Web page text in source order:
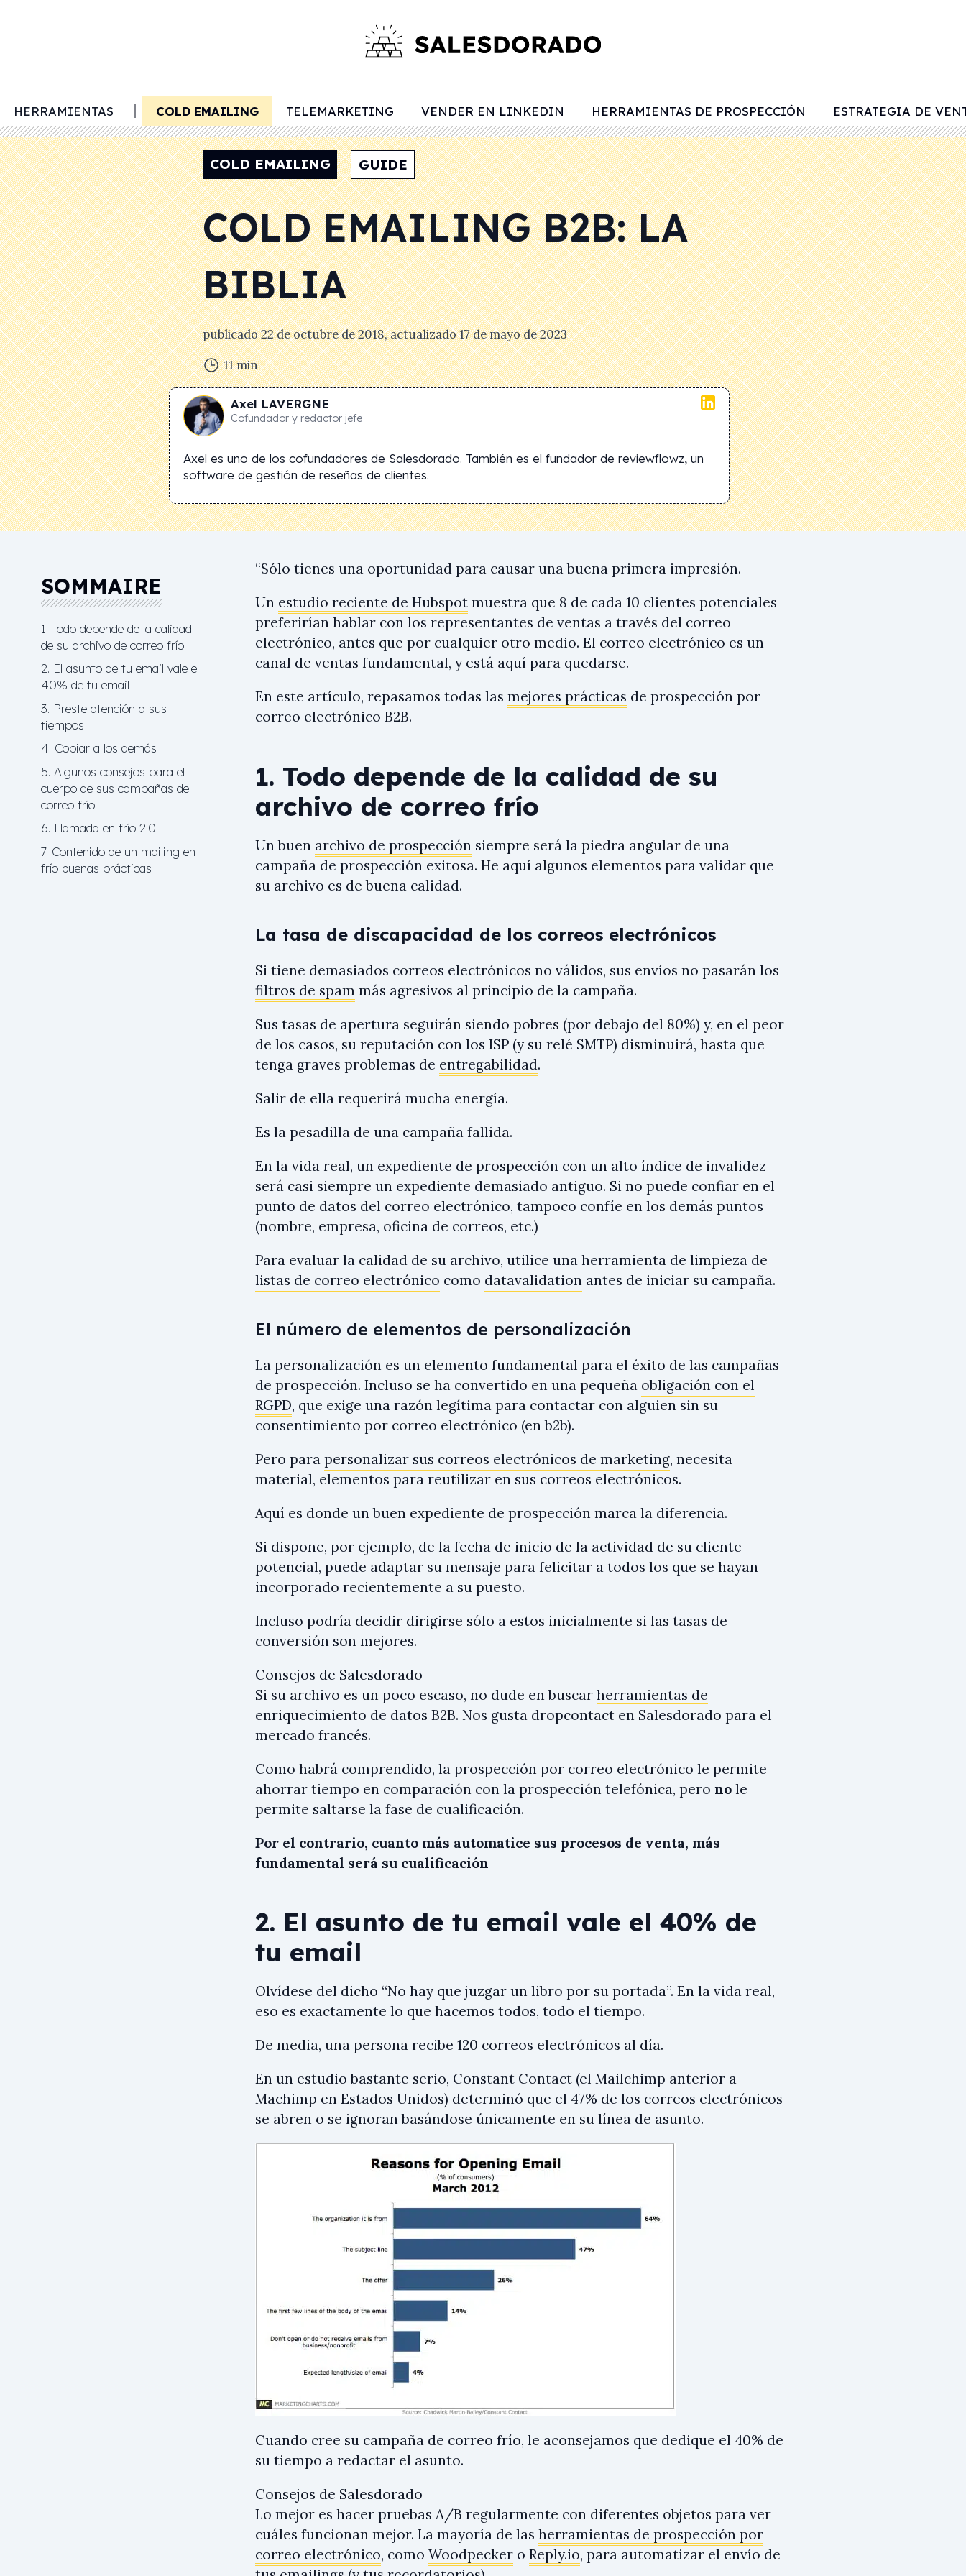
HERRAMIENTAS
DE CLIENTES COLD EMAILING TELEMARKETING VENDER EN LINKEDIN HERRAMIENTAS DE PROSPECCIÓN ESTRATEGIA DE
COLD EMAILING GUIDE
COLD EMAILING B2B: LA
BIBLIA
publicado22 de octubre de 2018, actualizado17 de mayo de 2023
11 min
Axel LAVERGNE
Cofundador y redactor jefe
Axel es uno de los cofundadores de Salesdorado. También es el fundador de reviewflowz, un
software de gestión de reseñas de clientes.
SOMMAIRE
1. Todo depende de la calidad
de su archivo de correo frío
2. El asunto de tu email vale el
40% de tu email
3. Preste atención a sus
tiempos
4. Copiar a los demás
5. Algunos consejos para el
cuerpo de sus campañas de
correo frío
6. Llamada en frío 2.0.
7. Contenido de un mailing en
frío buenas prácticas
“Sólo tienes una oportunidad para causar una buena primera impresión.
Un estudio reciente de Hubspot muestra que 8 de cada 10 clientes potenciales
preferirían hablar con los representantes de ventas a través del correo
electrónico, antes que por cualquier otro medio. El correo electrónico es un
canal de ventas fundamental, y está aquí para quedarse.
En este artículo, repasamos todas las mejores prácticas de prospección por
correo electrónico B2B.
1. Todo depende de la calidad de su
archivo de correo frío
Un buen archivo de prospección siempre será la piedra angular de una
campaña de prospección exitosa. He aquí algunos elementos para validar que
su archivo es de buena calidad.
La tasa de discapacidad de los correos electrónicos
Si tiene demasiados correos electrónicos no válidos, sus envíos no pasarán los
filtros de spam más agresivos al principio de la campaña.
Sus tasas de apertura seguirán siendo pobres (por debajo del 80%) y, en el peor
de los casos, su reputación con los ISP (y su relé SMTP) disminuirá, hasta que
tenga graves problemas de entregabilidad.
Salir de ella requerirá mucha energía.
Es la pesadilla de una campaña fallida.
En la vida real, un expediente de prospección con un alto índice de invalidez
será casi siempre un expediente demasiado antiguo. Si no puede confiar en el
punto de datos del correo electrónico, tampoco confíe en los demás puntos
(nombre, empresa, oficina de correos, etc.)
Para evaluar la calidad de su archivo, utilice una herramienta de limpieza de
listas de correo electrónico como datavalidation antes de iniciar su campaña.
El número de elementos de personalización
La personalización es un elemento fundamental para el éxito de las campañas
de prospección. Incluso se ha convertido en una pequeña obligación con el
RGPD, que exige una razón legítima para contactar con alguien sin su
consentimiento por correo electrónico (en b2b).
Pero para personalizar sus correos electrónicos de marketing, necesita
material, elementos para reutilizar en sus correos electrónicos.
Aquí es donde un buen expediente de prospección marca la diferencia.
Si dispone, por ejemplo, de la fecha de inicio de la actividad de su cliente
potencial, puede adaptar su mensaje para felicitar a todos los que se hayan
incorporado recientemente a su puesto.
Incluso podría decidir dirigirse sólo a estos inicialmente si las tasas de
conversión son mejores.
Consejos de Salesdorado
Si su archivo es un poco escaso, no dude en buscar herramientas de
enriquecimiento de datos B2B. Nos gusta dropcontact en Salesdorado para el
mercado francés.
Como habrá comprendido, la prospección por correo electrónico le permite
ahorrar tiempo en comparación con la prospección telefónica, pero no le
permite saltarse la fase de cualificación.
Por el contrario, cuanto más automatice sus procesos de venta, más
fundamental será su cualificación
2. El asunto de tu email vale el 40% de
tu email
Olvídese del dicho “No hay que juzgar un libro por su portada”. En la vida real,
eso es exactamente lo que hacemos todos, todo el tiempo.
De media, una persona recibe 120 correos electrónicos al día.
En un estudio bastante serio, Constant Contact (el Mailchimp anterior a
Machimp en Estados Unidos) determinó que el 47% de los correos electrónicos
se abren o se ignoran basándose únicamente en su línea de asunto.
Cuando cree su campaña de correo frío, le aconsejamos que dedique el 40% de
su tiempo a redactar el asunto.
Consejos de Salesdorado
Lo mejor es hacer pruebas A/B regularmente con diferentes objetos para ver
cuáles funcionan mejor. La mayoría de las herramientas de prospección por
correo electrónico, como Woodpecker o Reply.io, para automatizar el envío de